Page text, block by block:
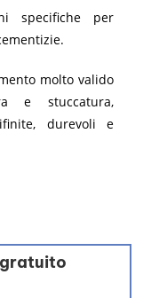
specifiche per
molto valido
e stuccatura,
durevoli e